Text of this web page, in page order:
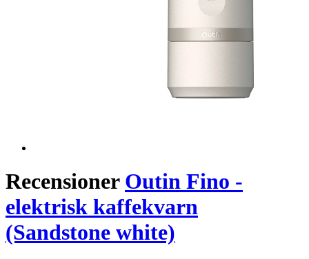
Recensioner Outin Fino -
elektrisk kaffekvarn
(Sandstone white)